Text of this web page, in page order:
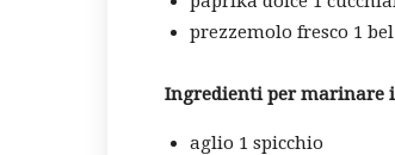
prezzemolo fresco 1
Ingredienti per marinare
aglio 1 spicchio